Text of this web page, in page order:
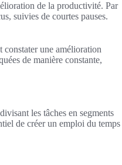
de la productivité. Par
suivies de courtes pauses.
une amélioration
de manière constante,
les tâches en segments
de créer un emploi du temps